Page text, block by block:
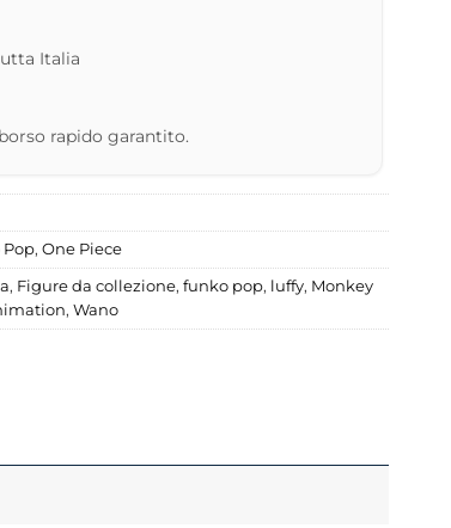
Italia
rapido garantito.
Pop, One Piece
, Figure da collezione, funko pop, luffy, Monkey
, Wano